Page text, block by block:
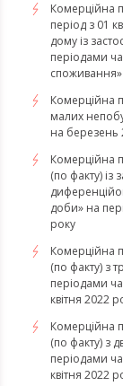
​​​​​​​Комерційна
період з 01
дому із
періодами
споживання»
​​​​​​​Комерційна
малих
на березень
Комерційна
(по факту) із
доби» на
року
Комерційна
(по факту) з
періодами
квітня 2022
Комерційна
(по факту) з
періодами
квітня 2022